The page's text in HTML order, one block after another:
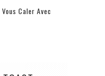
Caler Avec